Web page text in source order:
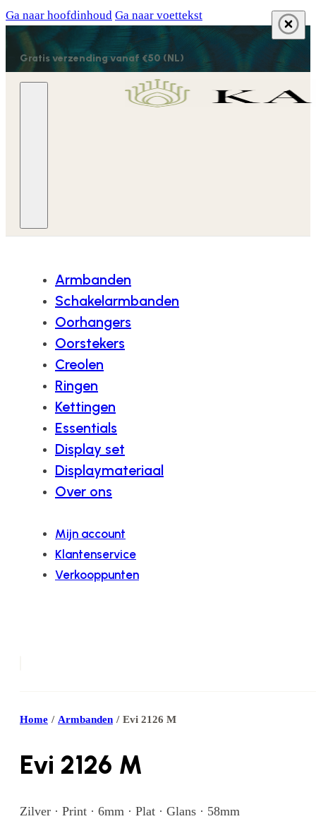
Ga naar hoofdinhoud Ga naar voettekst
Gratis verzending vanaf €50 (NL)
Armbanden
Schakelarmbanden
Oorhangers
Oorstekers
Creolen
Ringen
Kettingen
Essentials
Display set
Displaymateriaal
Over ons
Mijn account
Klantenservice
Verkooppunten
Home / Armbanden / Evi 2126 M
Evi 2126 M
Zilver · Print · 6mm · Plat · Glans · 58mm